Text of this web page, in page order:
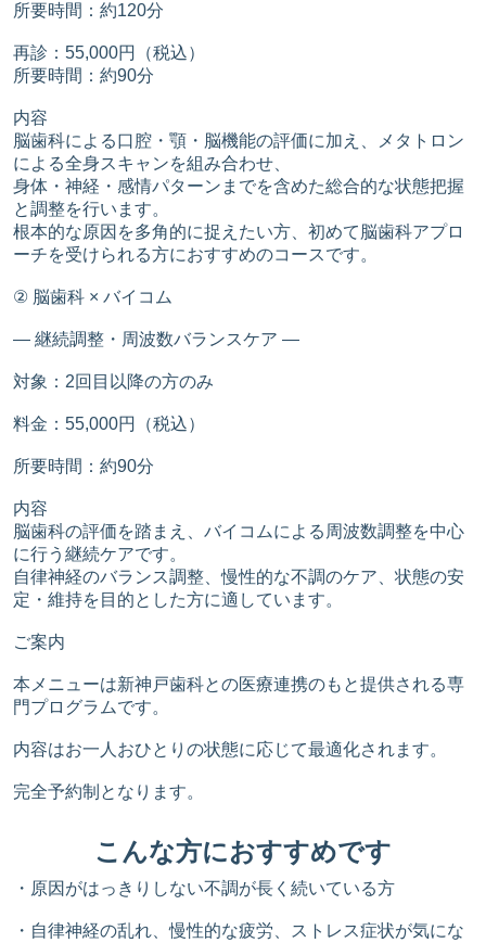
所要時間：約120分
再診：55,000円（税込）
所要時間：約90分
内容
脳歯科による口腔・顎・脳機能の評価に加え、メタトロン
による全身スキャンを組み合わせ、
身体・神経・感情パターンまでを含めた総合的な状態把握
と調整を行います。
根本的な原因を多角的に捉えたい方、初めて脳歯科アプロ
ーチを受けられる方におすすめのコースです。
② 脳歯科 × バイコム
― 継続調整・周波数バランスケア ―
対象：2回目以降の方のみ
料金：55,000円（税込）
所要時間：約90分
内容
脳歯科の評価を踏まえ、バイコムによる周波数調整を中心
に行う継続ケアです。
自律神経のバランス調整、慢性的な不調のケア、状態の安
定・維持を目的とした方に適しています。
ご案内
本メニューは新神戸歯科との医療連携のもと提供される専
門プログラムです。
内容はお一人おひとりの状態に応じて最適化されます。
完全予約制となります。
こんな方におすすめです
・原因がはっきりしない不調が長く続いている方
・自律神経の乱れ、慢性的な疲労、ストレス症状が気にな